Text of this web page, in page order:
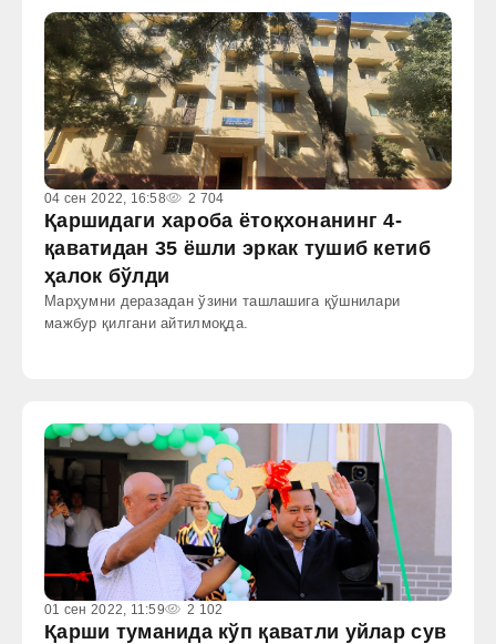
04 сен 2022, 16:58 2 704
Қаршидаги хароба ётоқхонанинг 4-
қаватидан 35 ёшли эркак тушиб кетиб
ҳалок бўлди
Марҳумни деразадан ўзини ташлашига қўшнилари
мажбур қилгани айтилмоқда.
01 сен 2022, 11:59 2 102
Қарши туманида кўп қаватли уйлар сув